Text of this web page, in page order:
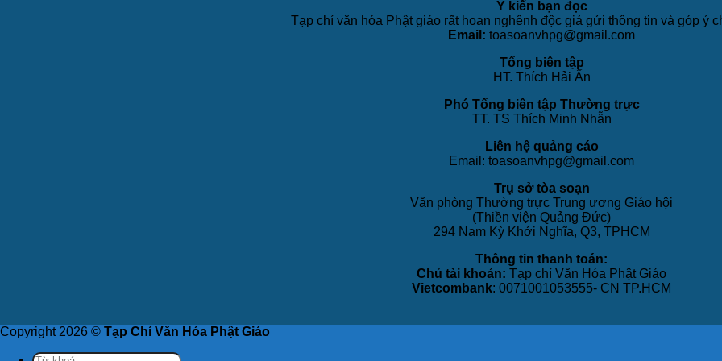
Ý kiến bạn đọc
Tạp chí văn hóa Phật giáo rất hoan nghênh độc giả gửi thông tin và góp ý
Email: toasoanvhpg@gmail.com
Tổng biên tập
HT. Thích Hải Ấn
Phó Tổng biên tập Thường trực
TT. TS Thích Minh Nhẫn
Liên hệ quảng cáo
Email: toasoanvhpg@gmail.com
Trụ sở tòa soạn
Văn phòng Thường trực Trung ương Giáo hội
(Thiền viện Quảng Đức)
294 Nam Kỳ Khởi Nghĩa, Q3, TPHCM
Thông tin thanh toán:
Chủ tài khoản: Tạp chí Văn Hóa Phật Giáo
Vietcombank: 0071001053555- CN TP.HCM
Copyright 2026 © Tạp Chí Văn Hóa Phật Giáo